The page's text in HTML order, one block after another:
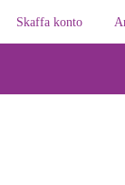
Skaffa konto